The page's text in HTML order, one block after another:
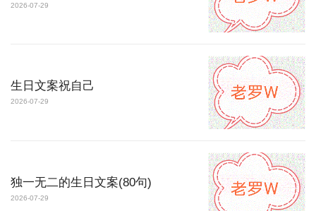
2026-07-29
生日文案祝自己
2026-07-29
独一无二的生日文案(80句)
2026-07-29